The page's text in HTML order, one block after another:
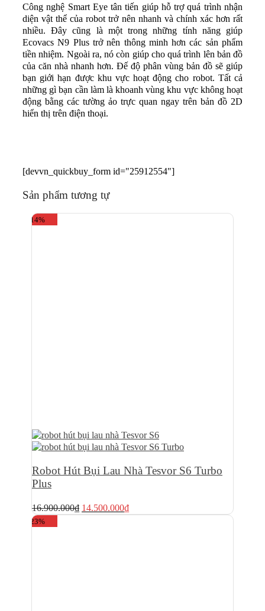
Công nghệ Smart Eye tân tiến giúp hỗ trợ quá trình nhận
diện vật thể của robot trở nên nhanh và chính xác hơn rất
nhiều. Đây cũng là một trong những tính năng giúp
Ecovacs N9 Plus trở nên thông minh hơn các sản phẩm
tiền nhiệm. Ngoài ra, nó còn giúp cho quá trình lên bản đồ
của căn nhà nhanh hơn. Đế độ phân vùng bản đồ sẽ giúp
bạn giới hạn được khu vực hoạt động cho robot. Tất cả
những gì bạn cần làm là khoanh vùng khu vực không hoạt
động bằng các tường ảo trực quan ngay trên bản đồ 2D
hiển thị trên điện thoại.
[devvn_quickbuy_form id="25912554"]
Sản phẩm tương tự
-14%
Robot Hút Bụi Lau Nhà Tesvor S6 Turbo
Plus
16.900.000₫ Giá
gốc
14.500.000₫Giá
hiện
-23%